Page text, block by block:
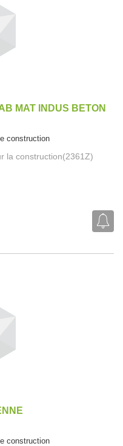
MAT INDUS BETON
construction
la construction(2361Z)
construction